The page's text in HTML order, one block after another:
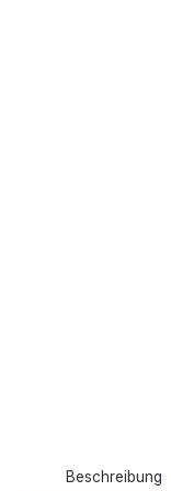
Beschreibung